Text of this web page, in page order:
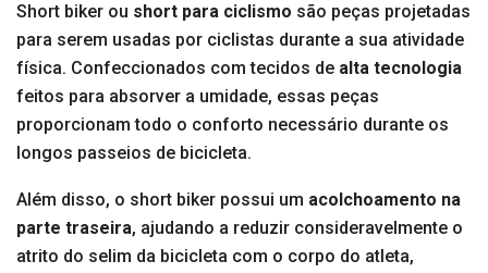
Short biker ou short para ciclismo são peças projetadas
para serem usadas por ciclistas durante a sua atividade
física. Confeccionados com tecidos de alta tecnologia
feitos para absorver a umidade, essas peças
proporcionam todo o conforto necessário durante os
longos passeios de bicicleta.
Além disso, o short biker possui um acolchoamento na
parte traseira, ajudando a reduzir consideravelmente o
atrito do selim da bicicleta com o corpo do atleta,